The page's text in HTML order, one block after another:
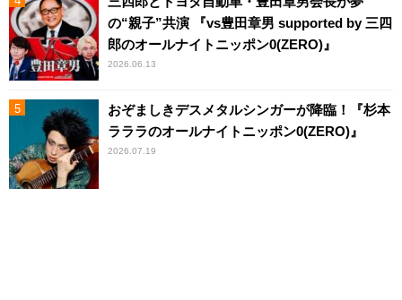
の“親子”共演 『vs豊田章男 supported by 三四
郎のオールナイトニッポン0(ZERO)』
2026.06.13
おぞましきデスメタルシンガーが降臨！『杉本
ラララのオールナイトニッポン0(ZERO)』
2026.07.19